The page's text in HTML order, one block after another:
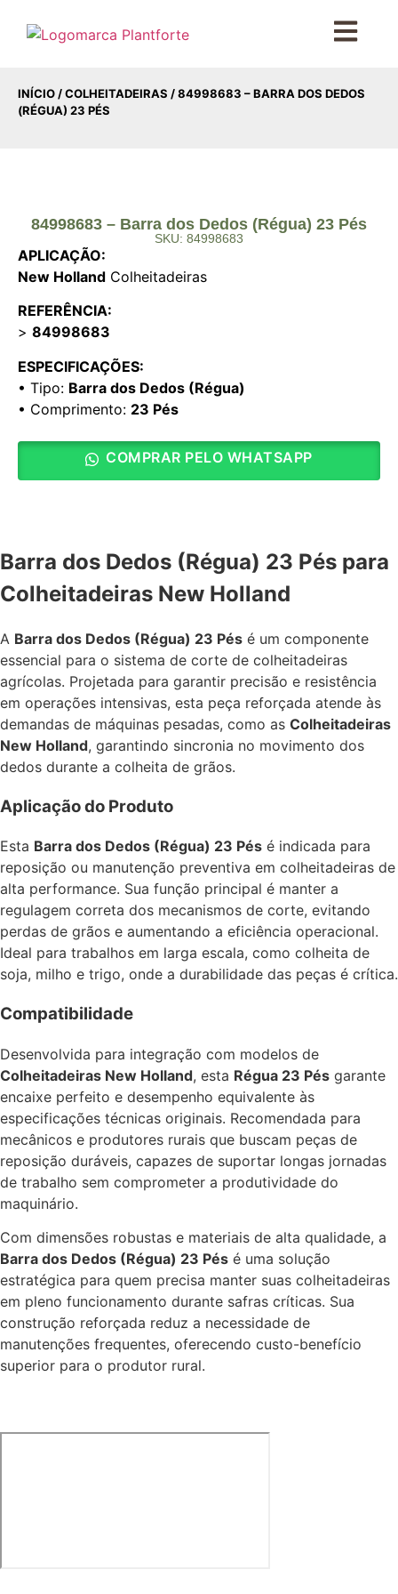
INÍCIO /COLHEITADEIRAS / 84998683 – BARRA DOS DEDOS
(RÉGUA) 23 PÉS
84998683 – Barra dos Dedos (Régua) 23 Pés
SKU: 84998683
APLICAÇÃO:
New Holland Colheitadeiras
REFERÊNCIA:
> 84998683
ESPECIFICAÇÕES:
• Tipo: Barra dos Dedos (Régua)
• Comprimento: 23 Pés
COMPRAR PELO WHATSAPP
Barra dos Dedos (Régua) 23 Pés para
Colheitadeiras New Holland
A Barra dos Dedos (Régua) 23 Pés é um componente
essencial para o sistema de corte de colheitadeiras
agrícolas. Projetada para garantir precisão e resistência
em operações intensivas, esta peça reforçada atende às
demandas de máquinas pesadas, como as Colheitadeiras
New Holland, garantindo sincronia no movimento dos
dedos durante a colheita de grãos.
Aplicação do Produto
Esta Barra dos Dedos (Régua) 23 Pés é indicada para
reposição ou manutenção preventiva em colheitadeiras de
alta performance. Sua função principal é manter a
regulagem correta dos mecanismos de corte, evitando
perdas de grãos e aumentando a eficiência operacional.
Ideal para trabalhos em larga escala, como colheita de
soja, milho e trigo, onde a durabilidade das peças é crítica.
Compatibilidade
Desenvolvida para integração com modelos de
Colheitadeiras New Holland, esta Régua 23 Pés garante
encaixe perfeito e desempenho equivalente às
especificações técnicas originais. Recomendada para
mecânicos e produtores rurais que buscam peças de
reposição duráveis, capazes de suportar longas jornadas
de trabalho sem comprometer a produtividade do
maquinário.
Com dimensões robustas e materiais de alta qualidade, a
Barra dos Dedos (Régua) 23 Pés é uma solução
estratégica para quem precisa manter suas colheitadeiras
em pleno funcionamento durante safras críticas. Sua
construção reforçada reduz a necessidade de
manutenções frequentes, oferecendo custo-benefício
superior para o produtor rural.